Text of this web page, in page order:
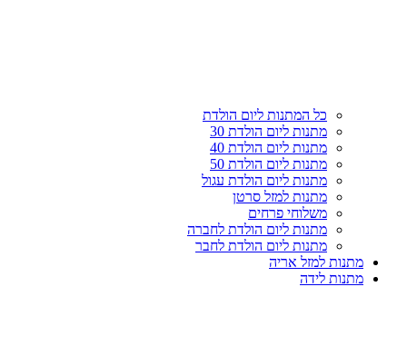
כל המתנות ליום הולדת
מתנות ליום הולדת 30
מתנות ליום הולדת 40
מתנות ליום הולדת 50
מתנות ליום הולדת עגול
מתנות למזל סרטן
משלוחי פרחים
מתנות ליום הולדת לחברה
מתנות ליום הולדת לחבר
מתנות למזל אריה
מתנות לידה